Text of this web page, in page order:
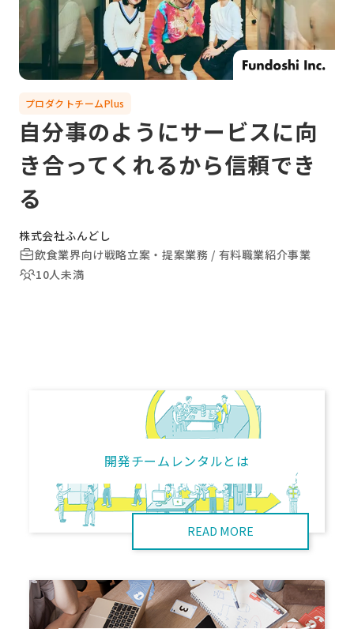
プロダクトチームPlus
自分事のようにサービスに向
き合ってくれるから信頼でき
る
株式会社ふんどし
飲食業界向け戦略立案・提案業務 / 有料職業紹介事業
10人未満
開発チームレンタルとは
READ MORE